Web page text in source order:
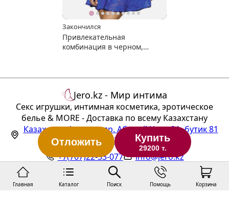
Отложить Купить
29200 т.
Закончился
Привлекательная
комбинация в черном,
Главная Каталог Поиск Помощь Корзина
Jero.kz - Мир интима
Секс игрушки, интимная косметика, эротическое
белье & MORE - Доставка по всему Казахстану
Казахстан,Алматы,пр. Абылай Хана 3А, бутик 81
(ТЦ "Алтын Тараз", 1 этаж)
+7(707)22-33-077
info@jero.kz